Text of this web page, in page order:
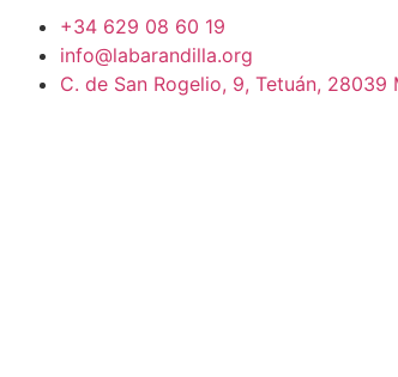
+34 629 08 60 19
info@labarandilla.org
C. de San Rogelio, 9, Tetuán, 28039